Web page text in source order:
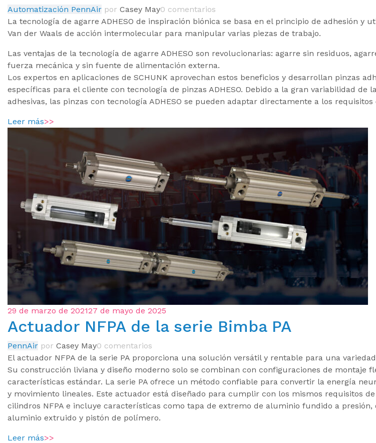
Automatización PennAir por Casey May0 comentarios
La tecnología de agarre ADHESO de inspiración biónica se basa en el principio de adhesión y
Van der Waals de acción intermolecular para manipular varias piezas de trabajo.
Las ventajas de la tecnología de agarre ADHESO son revolucionarias: agarre sin residuos,
fuerza mecánica y sin fuente de alimentación externa.
Los expertos en aplicaciones de SCHUNK aprovechan estos beneficios y desarrollan pinzas
específicas para el cliente con tecnología de pinzas ADHESO. Debido a la gran variabilidad de
adhesivas, las pinzas con tecnología ADHESO se pueden adaptar directamente a los
Leer más>>
29 de marzo de 202127 de mayo de 2025
Actuador NFPA de la serie Bimba PA
PennAir por Casey May0 comentarios
El actuador NFPA de la serie PA proporciona una solución versátil y rentable para una
Su construcción liviana y diseño moderno solo se combinan con configuraciones de montaje
características estándar. La serie PA ofrece un método confiable para convertir la energía
y movimiento lineales. Este actuador está diseñado para cumplir con los mismos requisitos
cilindros NFPA e incluye características como tapa de extremo de aluminio fundido a presión,
aluminio extruido y pistón de polímero.
Leer más>>